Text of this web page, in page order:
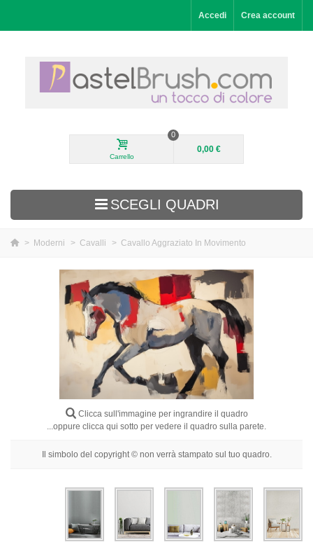
Accedi Crea account
Carrello
0
0,00 €
SCEGLI QUADRI
Decorativi
Per Stanza
> Moderni > Cavalli > Cavallo Aggraziato In Movimento
Clicca sull'immagine per ingrandire il quadro
...oppure clicca qui sotto per vedere il quadro sulla parete.
Il simbolo del copyright © non verrà stampato sul tuo quadro.